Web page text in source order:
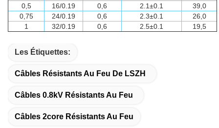
0,5
16/0.19 0,6 2.1±0.1
39,0
0,75
24/0.19 0,6 2.3±0.1
26,0
1
32/0.19 0,6 2.5±0.1 19,5
Les Étiquettes:
Câbles Résistants Au Feu De LSZH
Câbles 0.8kV Résistants Au Feu
Câbles 2core Résistants Au Feu